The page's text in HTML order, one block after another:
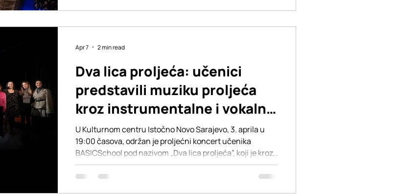
okupilo mlade izvođače iz različitih sredina, a naše
Dva lica proljeća: učenici
predstavili muziku proljeća
kroz instrumentalne i vokalne
nastupe
U Kulturnom centru Istočno Novo Sarajevo, 3. aprila u
19:00 časova, održan je proljećni koncert učenika
BASICSchool pod nazivom „Dva lica proljeća”, koji je kroz
dva programska dijela publici predstavio raskoš talenta,
truda i umjetničkog razvoja naših učenika. Prvi dio
Apr 7 2 min read